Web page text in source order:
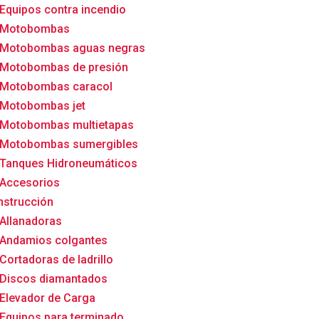
Equipos contra incendio
Motobombas
Motobombas aguas negras
Motobombas de presión
Motobombas caracol
Motobombas jet
Motobombas multietapas
Motobombas sumergibles
Tanques Hidroneumáticos
Accesorios
Allanadoras
Andamios colgantes
Cortadoras de ladrillo
Discos diamantados
Elevador de Carga